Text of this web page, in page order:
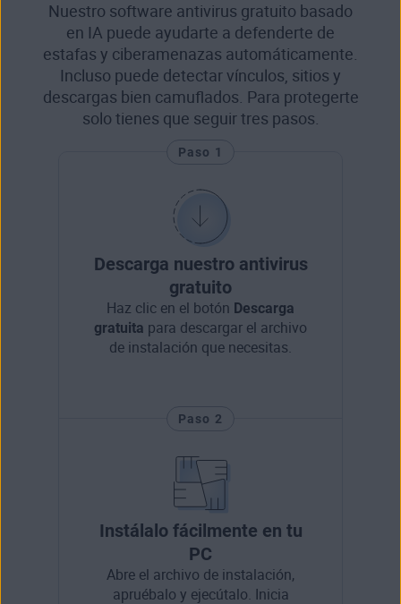
Nuestro software antivirus gratuito basado
en IA puede ayudarte a defenderte de
estafas y ciberamenazas automáticamente.
Incluso puede detectar vínculos, sitios y
descargas bien camuflados. Para protegerte
solo tienes que seguir tres pasos.
Paso 1
Descarga nuestro antivirus
gratuito
Haz clic en el botón Descarga
gratuita para descargar el archivo
de instalación que necesitas.
Paso 2
Instálalo fácilmente en tu
PC
Abre el archivo de instalación,
apruébalo y ejecútalo. Inicia